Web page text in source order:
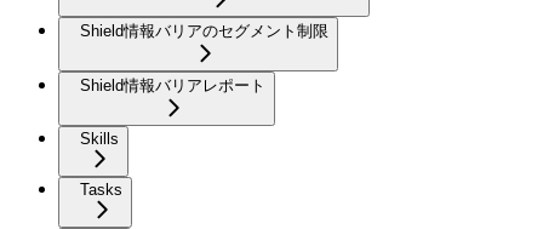
Shield情報バリアのセグメント制限
Shield情報バリアレポート
Skills
Tasks